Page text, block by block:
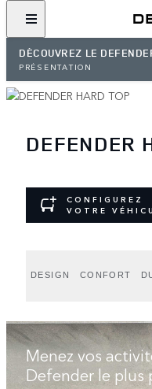
DÉCOUVREZ LE
PRÉSENTATION
DEFENDER
CONFIGUREZ
VOTRE
DESIGN CONFORT
Menez vos
Defender le plus